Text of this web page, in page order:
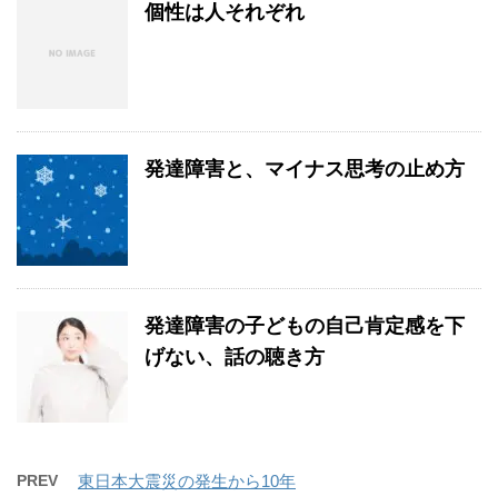
個性は人それぞれ
発達障害と、マイナス思考の止め方
発達障害の子どもの自己肯定感を下
げない、話の聴き方
PREV 東日本大震災の発生から10年